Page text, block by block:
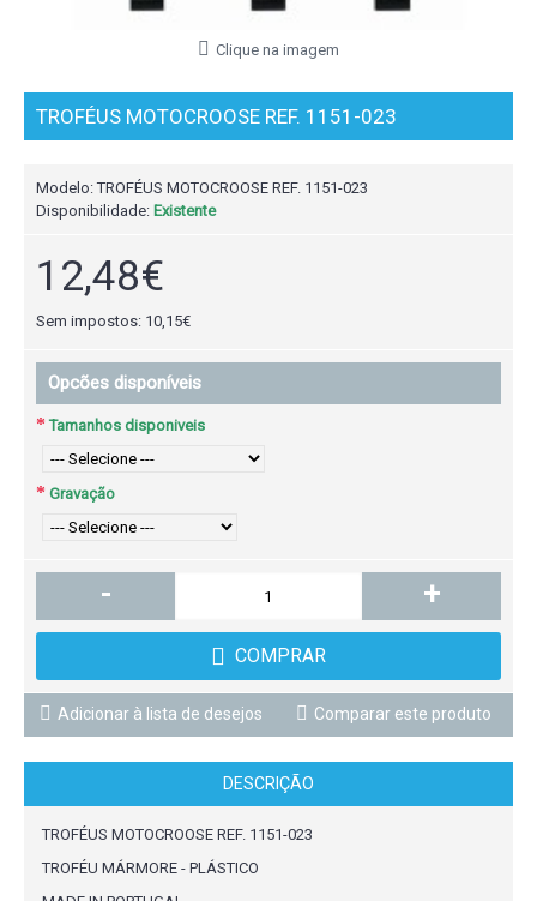
Clique na imagem
TROFÉUS MOTOCROOSE REF. 1151-023
Modelo:TROFÉUS MOTOCROOSE REF. 1151-023
Disponibilidade: Existente
12,48€
Sem impostos: 10,15€
Opcões disponíveis
Tamanhos disponiveis
Gravação
- +
COMPRAR
Adicionar à lista de desejos Comparar este produto
DESCRIÇÃO
TROFÉUS MOTOCROOSE REF. 1151-023
TROFÉU MÁRMORE - PLÁSTICO